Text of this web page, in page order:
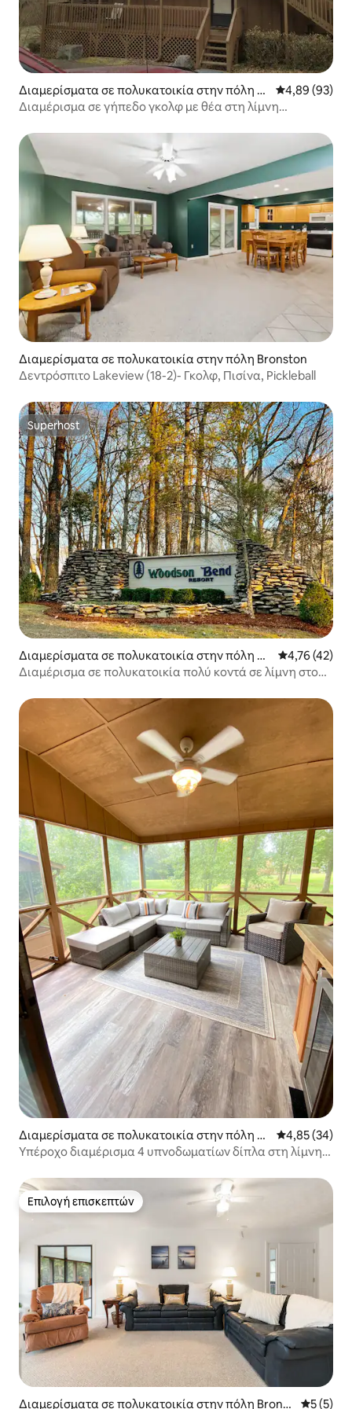
Διαμερίσματα σε πολυκατοικία στην πόλη Br
onston
Μέση
4,89 (93)
Διαμέρισμα σε γήπεδο γκολφ με θέα στη λίμνη
Διαμερίσματα σε πολυκατοικία στην πόλη Bronston
Δεντρόσπιτο Lakeview (18-2)- Γκολφ, Πισίνα, Pickleball
Superhost
Superhost
Διαμερίσματα σε πολυκατοικία στην πόλη Br
onston
Μέση
4,76 (42)
Διαμέρισμα σε πολυκατοικία πολύ κοντά σε λίμνη στο
Διαμερίσματα σε πολυκατοικία στην πόλη Br
onston
Μέση
4,85 (34)
Υπέροχο διαμέρισμα 4 υπνοδωματίων δίπλα στη λίμνη,
Επιλογή επισκεπτών
Επιλογή επισκεπτών
Διαμερίσματα σε πολυκατοικία στην πόλη Bronst
Μέση
5 (5)